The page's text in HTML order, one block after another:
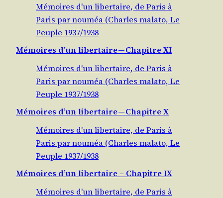
Mémoires d'un libertaire, de Paris à
Paris par nouméa (Charles malato, Le
Peuple 1937/1938
Mémoires d’un libertaire — Chapitre XI
Mémoires d'un libertaire, de Paris à
Paris par nouméa (Charles malato, Le
Peuple 1937/1938
Mémoires d’un libertaire — Chapitre X
Mémoires d'un libertaire, de Paris à
Paris par nouméa (Charles malato, Le
Peuple 1937/1938
Mémoires d’un libertaire – Chapitre IX
Mémoires d'un libertaire, de Paris à